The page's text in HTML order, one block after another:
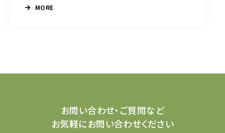
MORE
お問い合わせ・ご質問など
お気軽にお問い合わせください